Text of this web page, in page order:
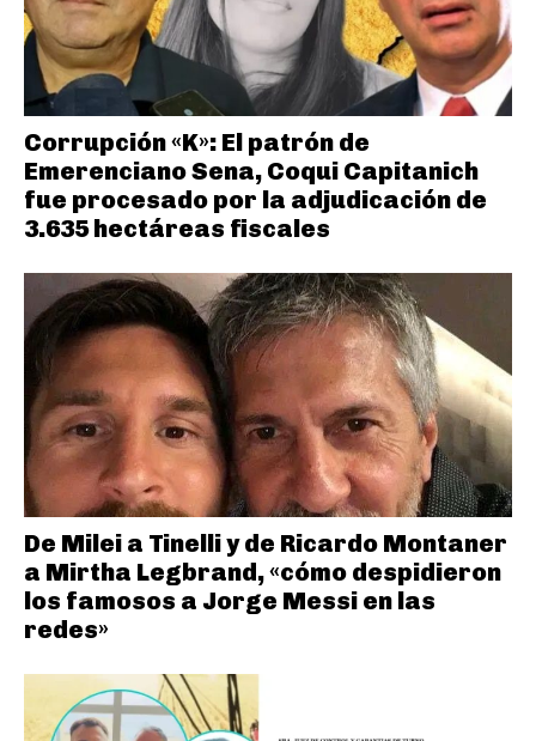
Corrupción «K»: El patrón de
Emerenciano Sena, Coqui Capitanich
fue procesado por la adjudicación de
3.635 hectáreas fiscales
De Milei a Tinelli y de Ricardo Montaner
a Mirtha Legbrand, «cómo despidieron
los famosos a Jorge Messi en las
redes»